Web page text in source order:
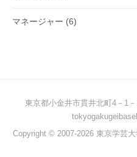
マネージャー (6)
東京都小金井市貫井北町4－1
Copyright © 2007-2026 東京学芸